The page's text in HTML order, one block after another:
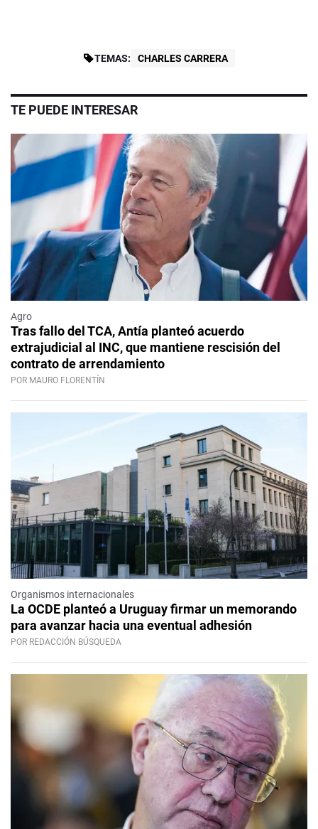
TEMAS: CHARLES CARRERA
TE PUEDE INTERESAR
Agro
Tras fallo del TCA, Antía planteó acuerdo
extrajudicial al INC, que mantiene rescisión del
contrato de arrendamiento
POR MAURO FLORENTÍN
Organismos internacionales
La OCDE planteó a Uruguay firmar un memorando
para avanzar hacia una eventual adhesión
POR REDACCIÓN BÚSQUEDA